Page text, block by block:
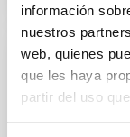
información
nuestros
web, quienes
que les haya
partir del uso
Axions
After
like-particles